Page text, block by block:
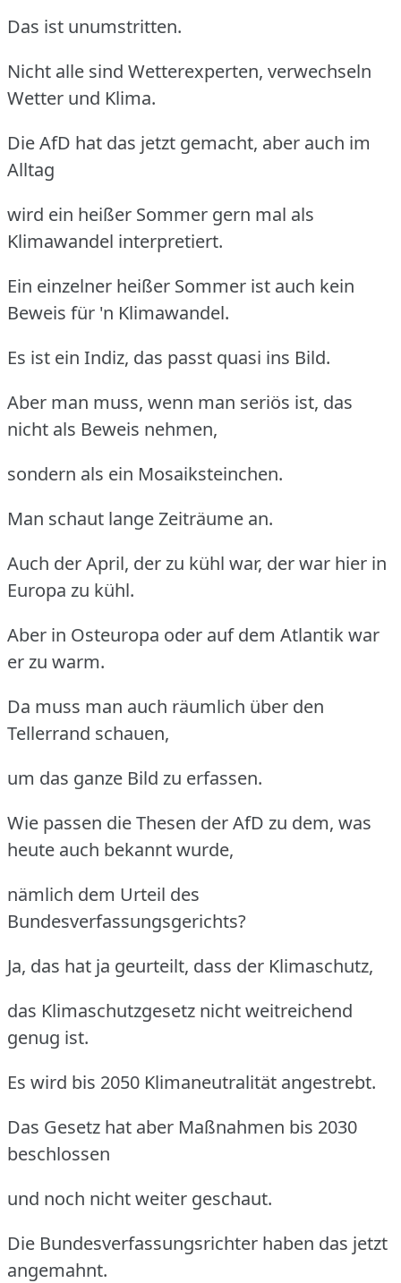
Das ist unumstritten.
Nicht alle sind Wetterexperten, verwechseln
Wetter und Klima.
Die AfD hat das jetzt gemacht, aber auch im
Alltag
wird ein heißer Sommer gern mal als
Klimawandel interpretiert.
Ein einzelner heißer Sommer ist auch kein
Beweis für 'n Klimawandel.
Es ist ein Indiz, das passt quasi ins Bild.
Aber man muss, wenn man seriös ist, das
nicht als Beweis nehmen,
sondern als ein Mosaiksteinchen.
Man schaut lange Zeiträume an.
Auch der April, der zu kühl war, der war hier in
Europa zu kühl.
Aber in Osteuropa oder auf dem Atlantik war
er zu warm.
Da muss man auch räumlich über den
Tellerrand schauen,
um das ganze Bild zu erfassen.
Wie passen die Thesen der AfD zu dem, was
heute auch bekannt wurde,
nämlich dem Urteil des
Bundesverfassungsgerichts?
Ja, das hat ja geurteilt, dass der Klimaschutz,
das Klimaschutzgesetz nicht weitreichend
genug ist.
Es wird bis 2050 Klimaneutralität angestrebt.
Das Gesetz hat aber Maßnahmen bis 2030
beschlossen
und noch nicht weiter geschaut.
Die Bundesverfassungsrichter haben das jetzt
angemahnt.